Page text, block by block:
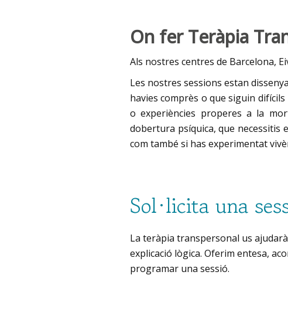
On fer Teràpia
Als nostres centres de Barcelona,
Les nostres sessions estan
havies comprès o que siguin
o experiències properes a la
dobertura psíquica, que necessitis
com també si has experimentat
Sol·licita una
La teràpia transpersonal us
explicació lògica. Oferim entesa,
programar una sessió.